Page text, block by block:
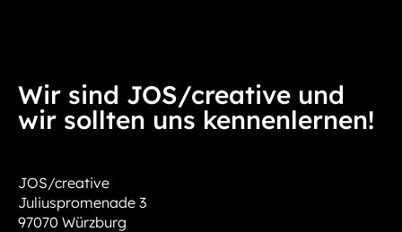
Wir sind JOS/creative und
wir sollten uns kennenlernen!
JOS/creative
Juliuspromenade 3
97070 Würzburg